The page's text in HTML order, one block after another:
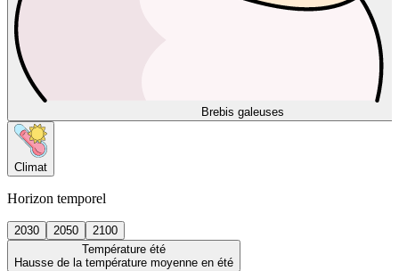
Brebis galeuses
Climat
Horizon temporel
2030 2050
2100
Température été
Hausse de la température moyenne en été